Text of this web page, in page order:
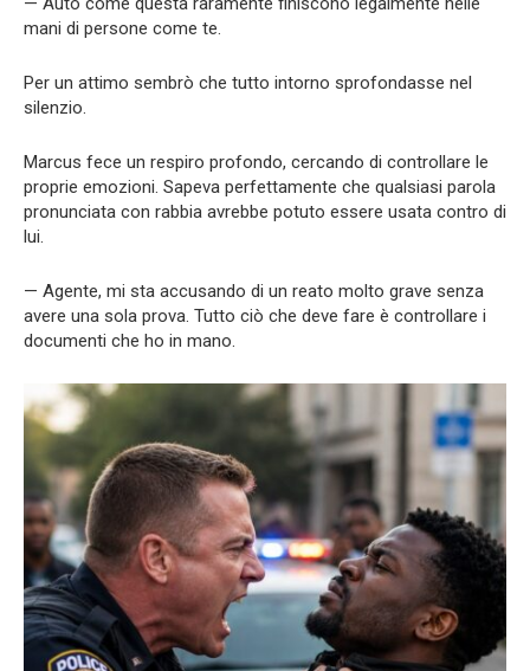
mani di persone come te.
Per un attimo sembrò che tutto intorno sprofondasse nel
silenzio.
Marcus fece un respiro profondo, cercando di controllare le
proprie emozioni. Sapeva perfettamente che qualsiasi parola
pronunciata con rabbia avrebbe potuto essere usata contro di
lui.
— Agente, mi sta accusando di un reato molto grave senza
avere una sola prova. Tutto ciò che deve fare è controllare i
documenti che ho in mano.